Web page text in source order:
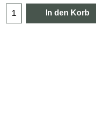
In den Korb